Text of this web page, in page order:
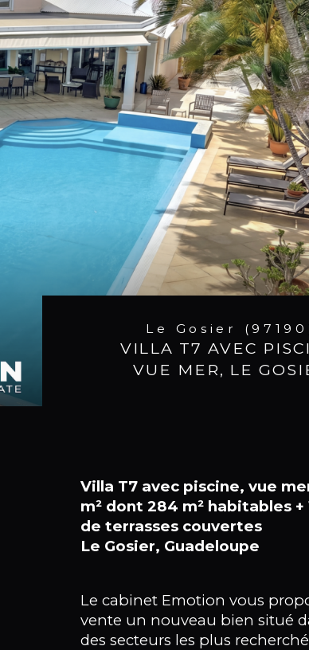
Le Gosier
VILLA T7 AVEC
VUE MER, LE
Caractéristiques Valeurs
Nombre de chambre(s)
Villa T7 avec piscine, vue
m² dont 284 m² habitables +
de terrasses couvertes
Le Gosier, Guadeloupe
Le cabinet Emotion vous
vente un nouveau bien situé
des secteurs les plus